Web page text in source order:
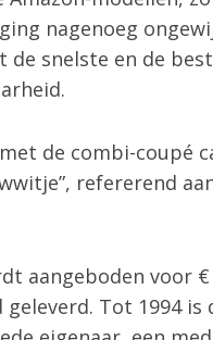
nagenoeg
snelste en de
de combi-coupé
refererend
aangeboden voor
Tot 1994 is